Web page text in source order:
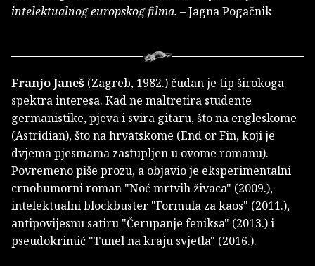
intelektualnog europskog filma. – Jagna Pogačnik
Franjo Janeš (Zagreb, 1982.) čudan je tip širokoga
spektra interesa. Kad ne maltretira studente
germanistike, pjeva i svira gitaru, što na engleskome
(Astridian), što na hrvatskome (End or Fin, koji je
dvjema pjesmama zastupljen u ovome romanu).
Povremeno piše prozu, a objavio je eksperimentalni
crnohumorni roman "Noć mrtvih živaca" (2009.),
intelektualni blockbuster "Formula za kaos" (2011.),
antipovijesnu satiru "Čerupanje feniksa" (2013.) i
pseudokrimić "Tunel na kraju svjetla" (2016.).